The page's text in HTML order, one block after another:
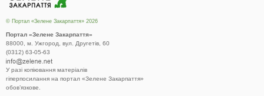
© Портал «Зелене Закарпаття» 2026
Портал «Зелене Закарпаття»
88000, м. Ужгород, вул. Другетів, 60
(0312) 63-05-63
У разі копіювання матеріалів
гіперпосилання на портал «Зелене Закарпаття»
обов’язкове.